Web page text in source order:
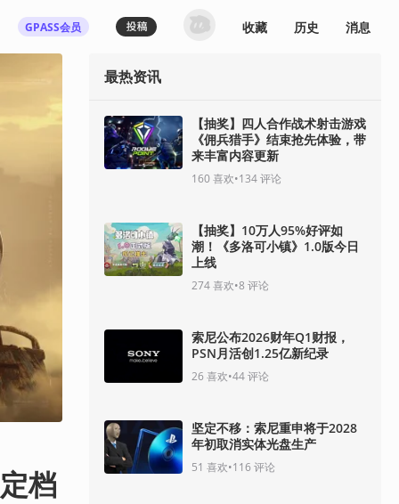
GPASS会员 收藏 历史 消息
档
最热资讯
【抽奖】四人合作战术射击游戏
《佣兵猎手》结束抢先体验，带
来丰富内容更新
160喜欢•134评论
【抽奖】10万人95%好评如
潮！《多洛可小镇》1.0版今日
上线
274喜欢•8 评论
索尼公布2026财年Q1财报，
PSN月活创1.25亿新纪录
26喜欢•44评论
坚定不移：索尼重申将于2028
年初取消实体光盘生产
51 喜欢•116评论